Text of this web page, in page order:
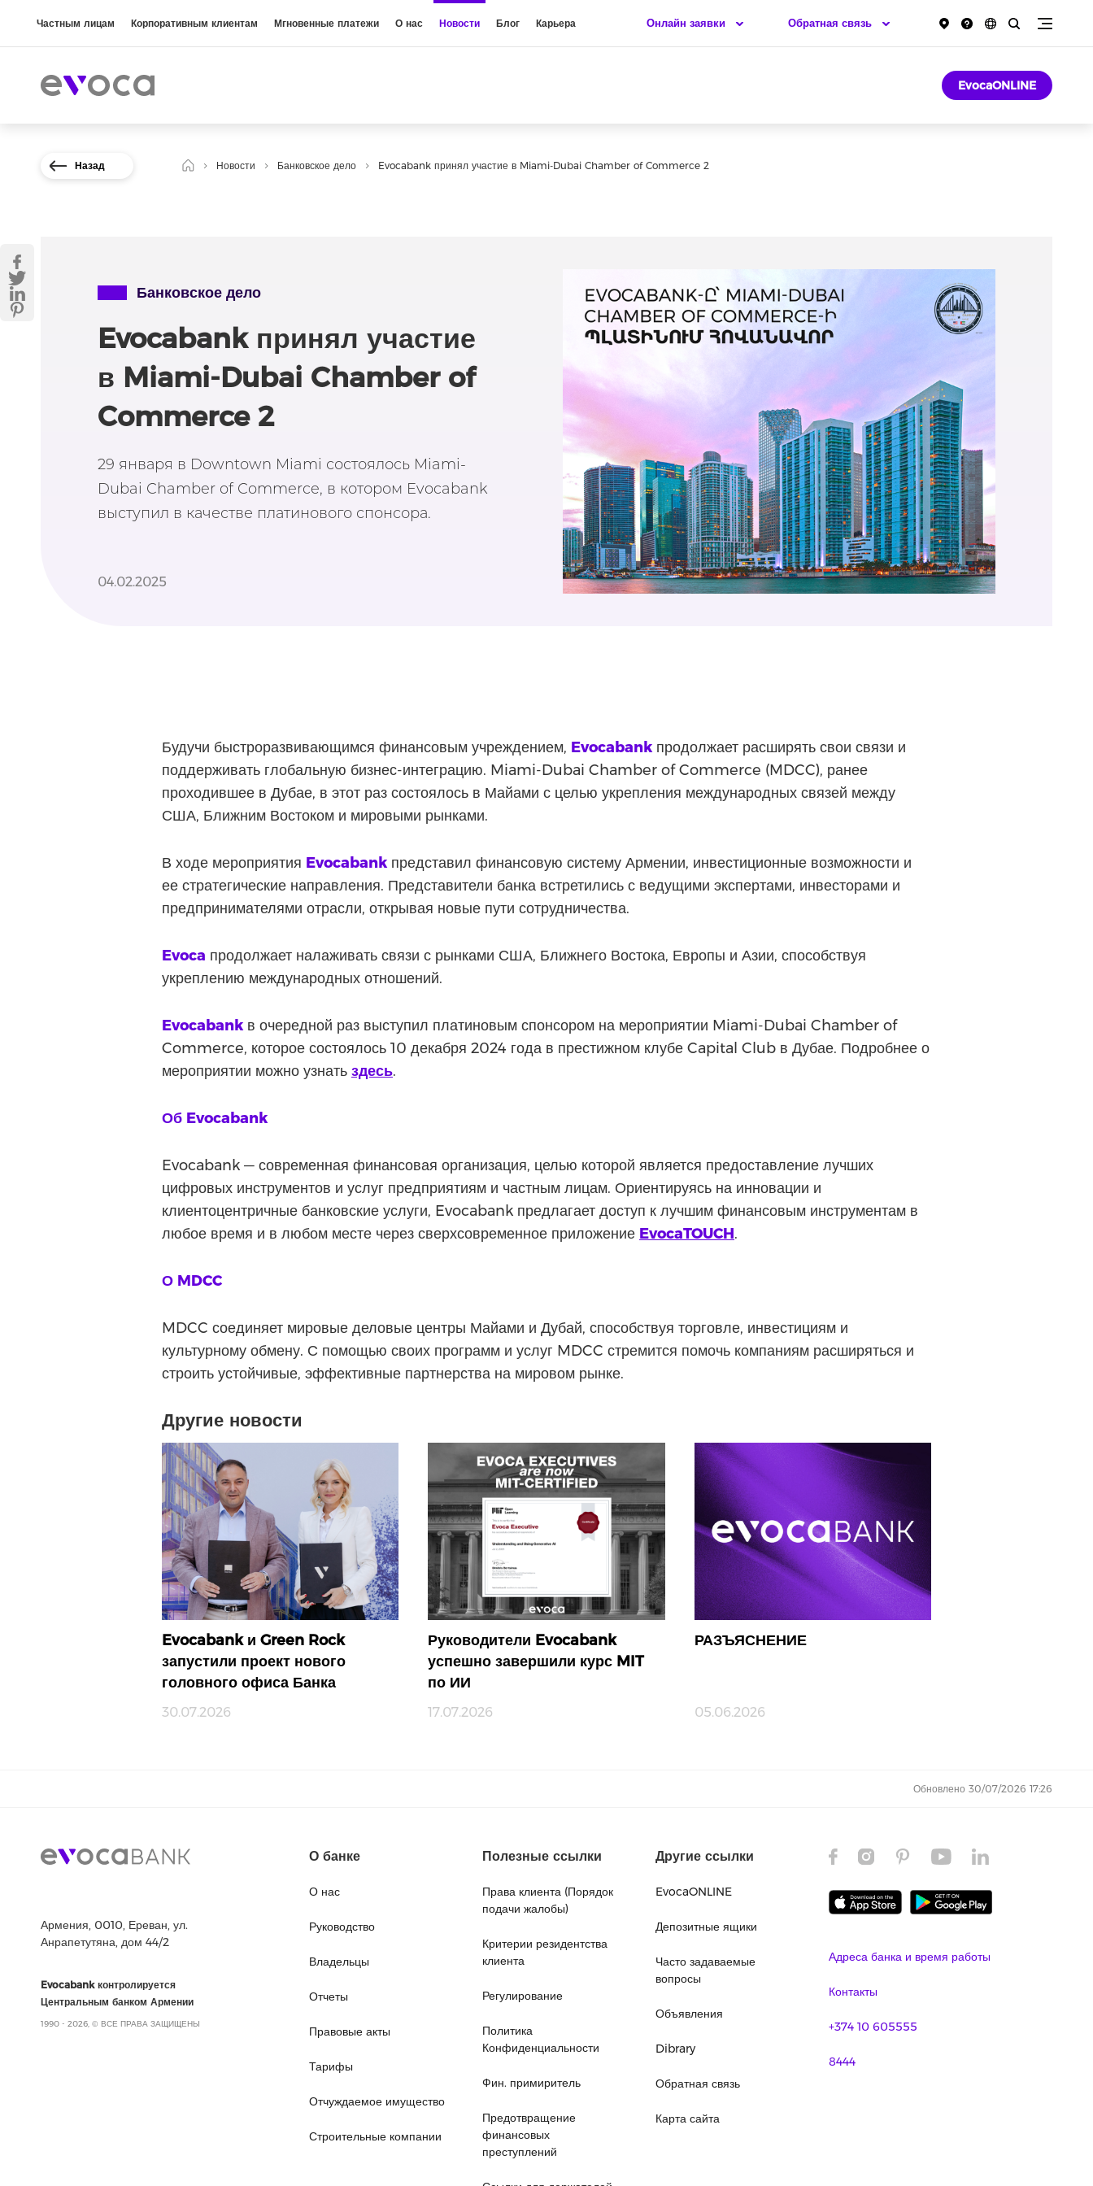
Частным лицам Корпоративным клиентам Мгновенные платежи О нас Новости Блог Карьера Обратная связь
Онлайн заявки
EvocaONLINE
Назад Новости Банковское дело Evocabank принял участие в Miami-Dubai Chamber of Commerce 2
Банковское дело
Evocabank принял участие
в Miami-Dubai Chamber of
Commerce 2
29 января в Downtown Miami состоялось Miami-
Dubai Chamber of Commerce, в котором Evocabank
выступил в качестве платинового спонсора.
04.02.2025
Будучи быстроразвивающимся финансовым учреждением, Evocabank продолжает расширять свои связи и
поддерживать глобальную бизнес-интеграцию. Miami-Dubai Chamber of Commerce (MDCC), ранее
проходившее в Дубае, в этот раз состоялось в Майами с целью укрепления международных связей между
США, Ближним Востоком и мировыми рынками.
В ходе мероприятия Evocabank представил финансовую систему Армении, инвестиционные возможности и
ее стратегические направления. Представители банка встретились с ведущими экспертами, инвесторами и
предпринимателями отрасли, открывая новые пути сотрудничества.
Evoca продолжает налаживать связи с рынками США, Ближнего Востока, Европы и Азии, способствуя
укреплению международных отношений.
Evocabank в очередной раз выступил платиновым спонсором на мероприятии Miami-Dubai Chamber of
Commerce, которое состоялось 10 декабря 2024 года в престижном клубе Capital Club в Дубае. Подробнее о
мероприятии можно узнать здесь.
Об Evocabank
Evocabank — современная финансовая организация, целью которой является предоставление лучших
цифровых инструментов и услуг предприятиям и частным лицам. Ориентируясь на инновации и
клиентоцентричные банковские услуги, Evocabank предлагает доступ к лучшим финансовым инструментам в
любое время и в любом месте через сверхсовременное приложение EvocaTOUCH.
О MDCC
MDCC соединяет мировые деловые центры Майами и Дубай, способствуя торговле, инвестициям и
культурному обмену. С помощью своих программ и услуг MDCC стремится помочь компаниям расширяться и
строить устойчивые, эффективные партнерства на мировом рынке.
Другие новости
Evocabank и Green Rock
запустили проект нового
головного офиса Банка
30.07.2026
Руководители Evocabank
успешно завершили курс MIT
по ИИ
17.07.2026
РАЗЪЯСНЕНИЕ
05.06.2026
Обновлено 30/07/2026 17:26
Армения, 0010, Ереван, ул.
Анрапетутяна, дом 44/2
Evocabank контролируется
Центральным банком Армении
1990 - 2026, © ВСЕ ПРАВА ЗАЩИЩЕНЫ
О банке
О нас
Руководство
Владельцы
Отчеты
Правовые акты
Тарифы
Отчуждаемое имущество
Строительные компании
Полезные ссылки
Права клиента (Порядок
подачи жалобы)
Критерии резидентства
клиента
Регулирование
Политика
Конфиденциальности
Фин. примиритель
Предотвращение
финансовых
преступлений
Другие ссылки
EvocaONLINE
Депозитные ящики
Часто задаваемые
вопросы
Объявления
Dibrary
Обратная связь
Карта сайта
Адреса банка и время работы
Контакты
+374 10 605555
8444